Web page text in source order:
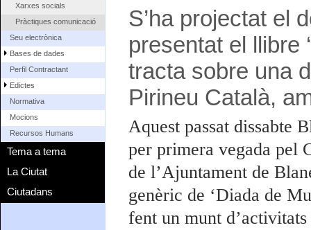
Xarxes socials
Pràctiques comunicació
Seu electrònica
Bases de dades
Perfil Contractant
Edictes
Normativa
Mocions
Recursos Humans
Tema a tema
La Ciutat
Ciutadans
S’ha projectat el
presentat el llibre
tracta sobre una
Pirineu Català,
Aquest passat dissabte
per primera vegada pel
de l’Ajuntament de
genèric de ‘Diada de
fent un munt